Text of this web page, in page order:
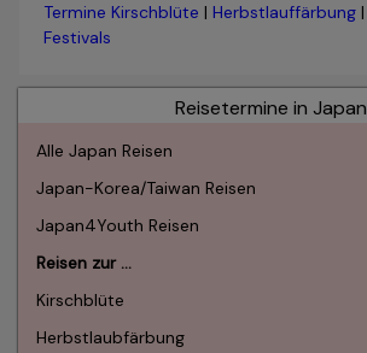
Termine Kirschblüte | Herbstlauffärbung |
Festivals
Reisetermine in Japan
Alle Japan Reisen
Japan-Korea/Taiwan Reisen
Japan4Youth Reisen
Reisen zur …
Kirschblüte
Herbstlaubfärbung